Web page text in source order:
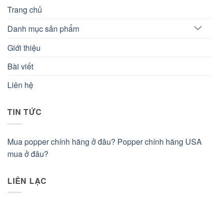
Trang chủ
Danh mục sản phẩm
Giới thiệu
Bài viết
Liên hệ
TIN TỨC
Mua popper chính hãng ở đâu? Popper chính hãng USA
mua ở đâu?
LIÊN LẠC